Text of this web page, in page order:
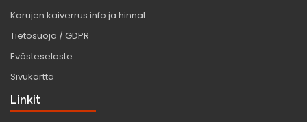
Korujen kaiverrus info ja hinnat
Tietosuoja / GDPR
Evästeseloste
Sivukartta
Linkit